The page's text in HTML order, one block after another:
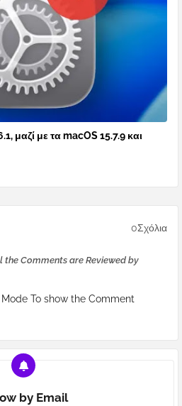
μαζί με τα macOS 15.7.9 και
0Σχόλια
the Comments are Reviewed by
To show the Comment
by Email